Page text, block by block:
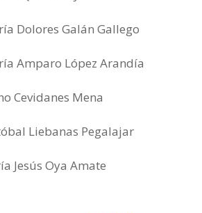
Dolores Galán Gallego
Amparo López Arandía
Cevidanes Mena
Liebanas Pegalajar
Jesús Oya Amate